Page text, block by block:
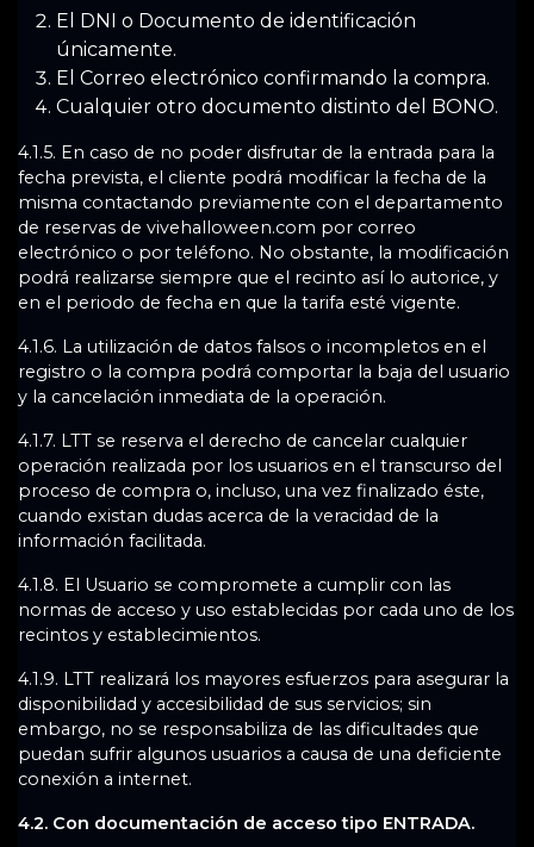
El DNI o Documento de identificación
únicamente.
El Correo electrónico confirmando la compra.
Cualquier otro documento distinto del BONO.
4.1.5. En caso de no poder disfrutar de la entrada para la
fecha prevista, el cliente podrá modificar la fecha de la
misma contactando previamente con el departamento
de reservas de vivehalloween.com por correo
electrónico o por teléfono. No obstante, la modificación
podrá realizarse siempre que el recinto así lo autorice, y
en el periodo de fecha en que la tarifa esté vigente.
4.1.6. La utilización de datos falsos o incompletos en el
registro o la compra podrá comportar la baja del usuario
y la cancelación inmediata de la operación.
4.1.7. LTT se reserva el derecho de cancelar cualquier
operación realizada por los usuarios en el transcurso del
proceso de compra o, incluso, una vez finalizado éste,
cuando existan dudas acerca de la veracidad de la
información facilitada.
4.1.8. El Usuario se compromete a cumplir con las
normas de acceso y uso establecidas por cada uno de los
recintos y establecimientos.
4.1.9. LTT realizará los mayores esfuerzos para asegurar la
disponibilidad y accesibilidad de sus servicios; sin
embargo, no se responsabiliza de las dificultades que
puedan sufrir algunos usuarios a causa de una deficiente
conexión a internet.
4.2. Con documentación de acceso tipo ENTRADA.